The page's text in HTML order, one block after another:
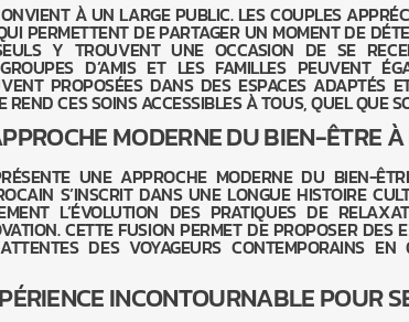
À UN LARGE PUBLIC. LES COUPLES
PERMETTENT DE PARTAGER UN MOMENT DE
Y TROUVENT UNE OCCASION DE SE
D’AMIS ET LES FAMILLES PEUVENT
PROPOSÉES DANS DES ESPACES ADAPTÉS
REND CES SOINS ACCESSIBLES À TOUS, QUEL QUE
MODERNE DU BIEN-ÊTRE
UNE APPROCHE MODERNE DU BIEN-
S’INSCRIT DANS UNE LONGUE HISTOIRE
L’ÉVOLUTION DES PRATIQUES DE
CETTE FUSION PERMET DE PROPOSER DES
DES VOYAGEURS CONTEMPORAINS
INCONTOURNABLE POUR